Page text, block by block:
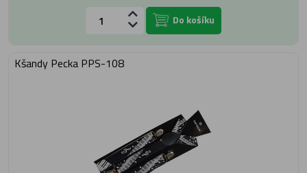
Do košíku
Kšandy Pecka PPS-108